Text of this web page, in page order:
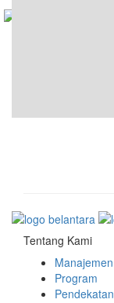
Tentang Kami
Manajemen
Program
Pendekatan